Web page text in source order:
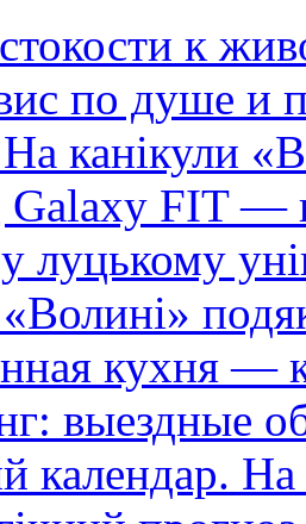
к
по душе и
канікули
Galaxy FIT —
луцькому
кухня —
выездные
календар.